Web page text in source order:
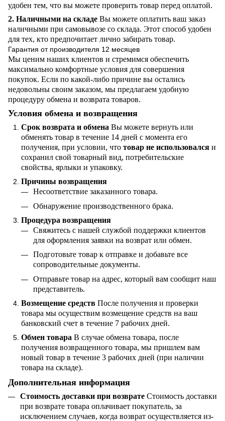
удобен тем, что вы можете проверить товар перед оплатой.
2. Наличными на складе Вы можете оплатить ваш заказ
наличными при самовывозе со склада. Этот способ удобен
для тех, кто предпочитает лично забирать товар.
Гарантия от производителя 12 месяцев
Мы ценим наших клиентов и стремимся обеспечить
максимально комфортные условия для совершения
покупок. Если по какой-либо причине вы остались
недовольны своим заказом, мы предлагаем удобную
процедуру обмена и возврата товаров.
Условия обмена и возвращения
Срок возврата и обмена Вы можете вернуть или
обменять товар в течение 14 дней с момента его
получения, при условии, что товар не использовался и
сохранил свой товарный вид, потребительские
свойства, ярлыки и упаковку.
Причины возвращения
Несоответствие заказанного товара.
Обнаружение производственного брака.
Процедура возвращения
Свяжитесь с нашей службой поддержки клиентов
для оформления заявки на возврат или обмен.
Подготовьте товар к отправке и добавьте все
сопроводительные документы.
Отправьте товар на адрес, который вам сообщит наш
представитель.
Возмещение средств После получения и проверки
товара мы осуществим возмещение средств на ваш
банковский счет в течение 7 рабочих дней.
Обмен товара В случае обмена товара, после
получения возвращенного товара, мы пришлем вам
новый товар в течение 3 рабочих дней (при наличии
товара на складе).
Дополнительная информация
Стоимость доставки при возврате Стоимость доставки
при возврате товара оплачивает покупатель, за
исключением случаев, когда возврат осуществляется из-